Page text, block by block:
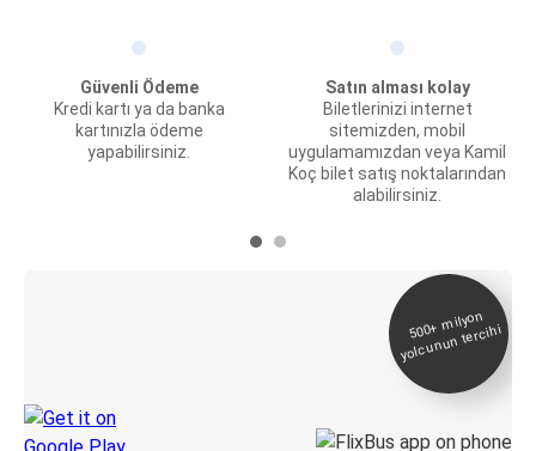
Güvenli Ödeme
Kredi kartı ya da banka
kartınızla ödeme
yapabilirsiniz.
Satın alması kolay
Biletlerinizi internet
sitemizden, mobil
uygulamamızdan veya Kamil
Koç bilet satış noktalarından
alabilirsiniz.
500+
milyon
yolcunun tercihi